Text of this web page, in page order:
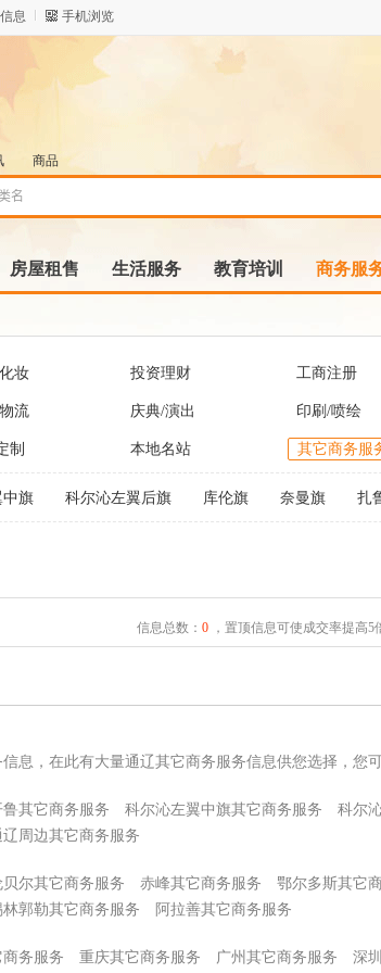
息 手机浏览
商品
房屋租售 生活服务 教育培训 商务服
妆 投资理财 工商注册
流 庆典/演出 印刷/喷绘
制 本地名站 其它商务服
中旗 科尔沁左翼后旗 库伦旗 奈曼旗 扎
信息总数： 0，置顶信息可使成交率提高5
息，在此有大量通辽其它商务服务信息供您选择，您
鲁其它商务服务 科尔沁左翼中旗其它商务服务 科尔
辽周边其它商务服务
贝尔其它商务服务 赤峰其它商务服务 鄂尔多斯其它
林郭勒其它商务服务 阿拉善其它商务服务
务服务 重庆其它商务服务 广州其它商务服务 深